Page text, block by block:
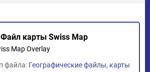
карты Swiss Map
Map Overlay
файла: Географические файлы, карты